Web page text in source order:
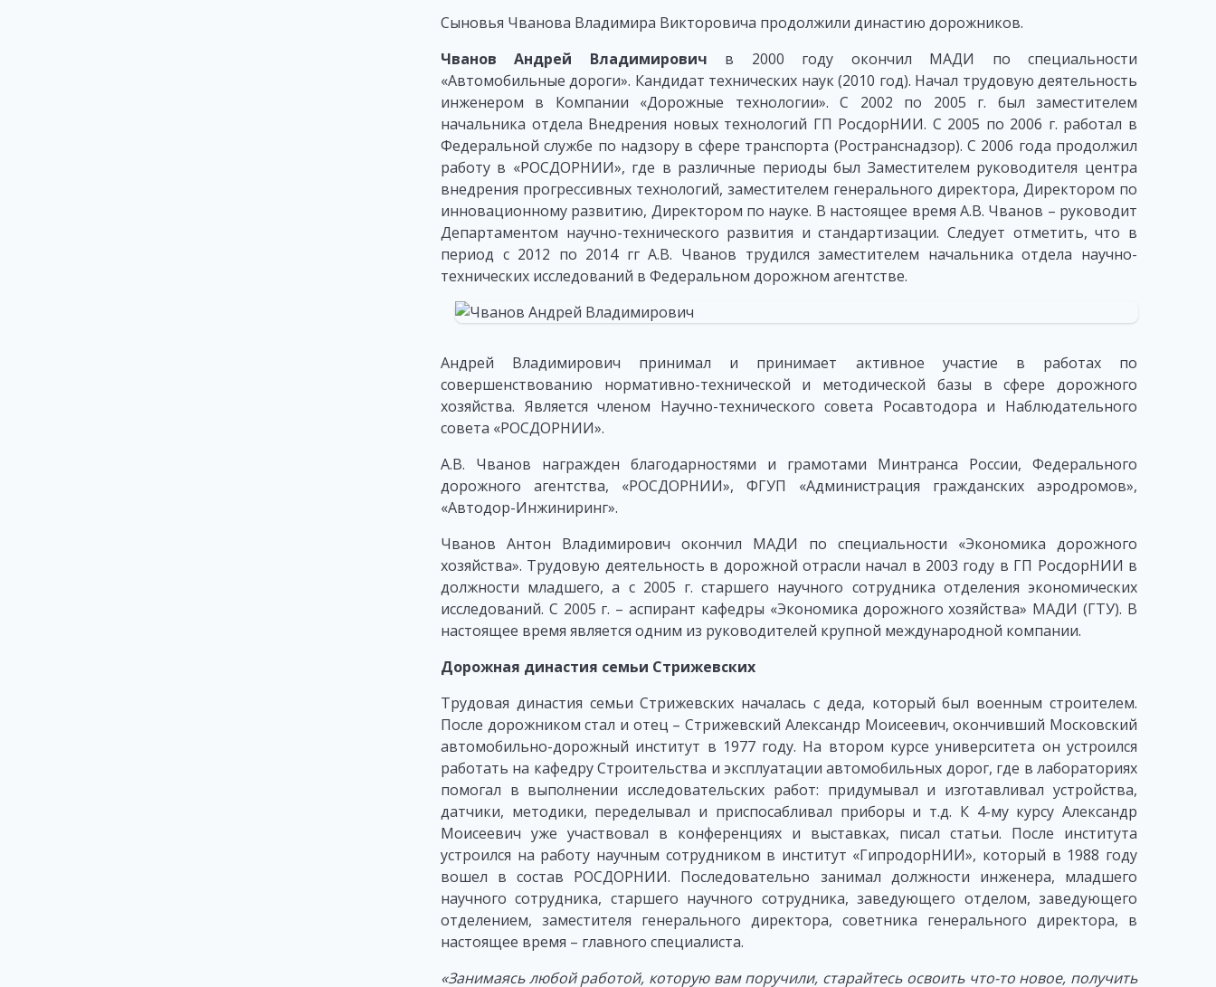
Сыновья Чванова Владимира Викторовича продолжили династию дорожников.
Чванов Андрей Владимирович в 2000 году окончил МАДИ по специальности
«Автомобильные дороги». Кандидат технических наук (2010 год). Начал трудовую деятельность
инженером в Компании «Дорожные технологии». С 2002 по 2005 г. был заместителем
начальника отдела Внедрения новых технологий ГП РосдорНИИ. С 2005 по 2006 г. работал в
Федеральной службе по надзору в сфере транспорта (Ространснадзор). С 2006 года продолжил
работу в «РОСДОРНИИ», где в различные периоды был Заместителем руководителя центра
внедрения прогрессивных технологий, заместителем генерального директора, Директором по
инновационному развитию, Директором по науке. В настоящее время А.В. Чванов – руководит
Департаментом научно-технического развития и стандартизации. Следует отметить, что в
период с 2012 по 2014 гг А.В. Чванов трудился заместителем начальника отдела научно-
технических исследований в Федеральном дорожном агентстве.
Андрей Владимирович принимал и принимает активное участие в работах по
совершенствованию нормативно-технической и методической базы в сфере дорожного
хозяйства. Является членом Научно-технического совета Росавтодора и Наблюдательного
совета «РОСДОРНИИ».
А.В. Чванов награжден благодарностями и грамотами Минтранса России, Федерального
дорожного агентства, «РОСДОРНИИ», ФГУП «Администрация гражданских аэродромов»,
«Автодор-Инжиниринг».
Чванов Антон Владимирович окончил МАДИ по специальности «Экономика дорожного
хозяйства». Трудовую деятельность в дорожной отрасли начал в 2003 году в ГП РосдорНИИ в
должности младшего, а с 2005 г. старшего научного сотрудника отделения экономических
исследований. С 2005 г. – аспирант кафедры «Экономика дорожного хозяйства» МАДИ (ГТУ). В
настоящее время является одним из руководителей крупной международной компании.
Дорожная династия семьи Стрижевских
Трудовая династия семьи Стрижевских началась с деда, который был военным строителем.
После дорожником стал и отец – Стрижевский Александр Моисеевич, окончивший Московский
автомобильно-дорожный институт в 1977 году. На втором курсе университета он устроился
работать на кафедру Строительства и эксплуатации автомобильных дорог, где в лабораториях
помогал в выполнении исследовательских работ: придумывал и изготавливал устройства,
датчики, методики, переделывал и приспосабливал приборы и т.д. К 4-му курсу Александр
Моисеевич уже участвовал в конференциях и выставках, писал статьи. После института
устроился на работу научным сотрудником в институт «ГипродорНИИ», который в 1988 году
вошел в состав РОСДОРНИИ. Последовательно занимал должности инженера, младшего
научного сотрудника, старшего научного сотрудника, заведующего отделом, заведующего
отделением, заместителя генерального директора, советника генерального директора, в
настоящее время – главного специалиста.
«Занимаясь любой работой, которую вам поручили, старайтесь освоить что-то новое, получить